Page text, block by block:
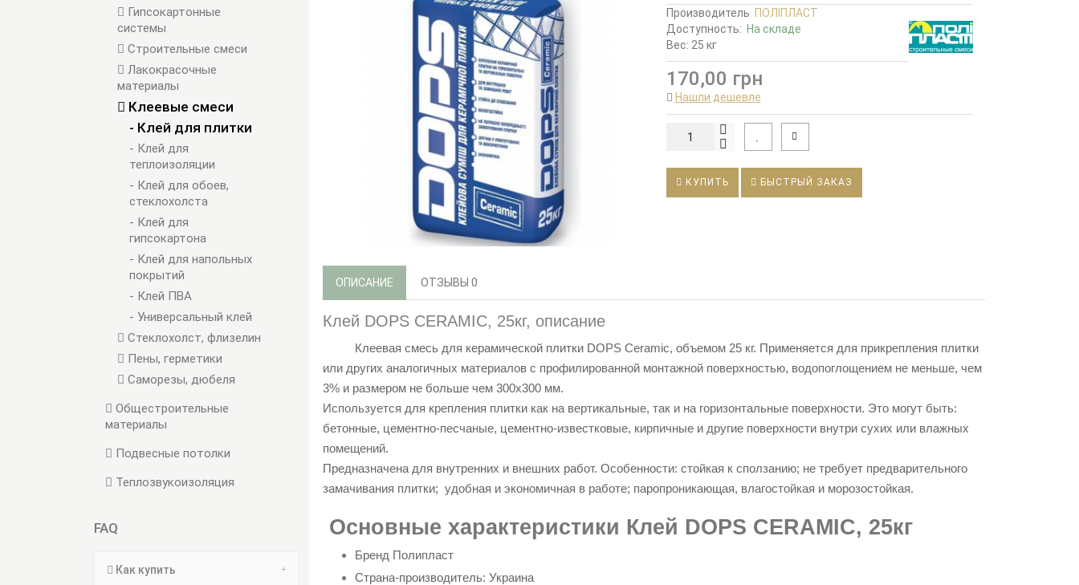
Гипсокартонные
системы
Строительные смеси
Лакокрасочные
материалы
Клеевые смеси
- Клей для плитки
- Клей для
теплоизоляции
- Клей для обоев,
стеклохолста
- Клей для
гипсокартона
- Клей для напольных
покрытий
- Клей ПВА
- Универсальный клей
Стеклохолст, флизелин
Пены, герметики
Саморезы, дюбеля
Общестроительные
материалы
Подвесные потолки
Теплозвукоизоляция
FAQ
Как купить
Производитель ПОЛІПЛАСТ
Доступность: На складе
Вес: 25 кг
170,00 грн
Нашли дешевле
КУПИТЬ БЫСТРЫЙ ЗАКАЗ
ОПИСАНИЕ ОТЗЫВЫ 0
Клей DOPS CERAMIC, 25кг, описание
Клеевая смесь для керамической плитки DOPS Ceramic, объемом 25 кг. Применяется для прикрепления плитки
или других аналогичных материалов с профилированной монтажной поверхностью, водопоглощением не меньше, чем
3% и размером не больше чем 300х300 мм.
Используется для крепления плитки как на вертикальные, так и на горизонтальные поверхности. Это могут быть:
бетонные, цементно-песчаные, цементно-известковые, кирпичные и другие поверхности внутри сухих или влажных
помещений.
Предназначена для внутренних и внешних работ. Особенности: стойкая к сползанию; не требует предварительного
замачивания плитки; удобная и экономичная в работе; паропроникающая, влагостойкая и морозостойкая.
Основные характеристики Клей DOPS CERAMIC, 25кг
Бренд Полипласт
Страна-производитель: Украина